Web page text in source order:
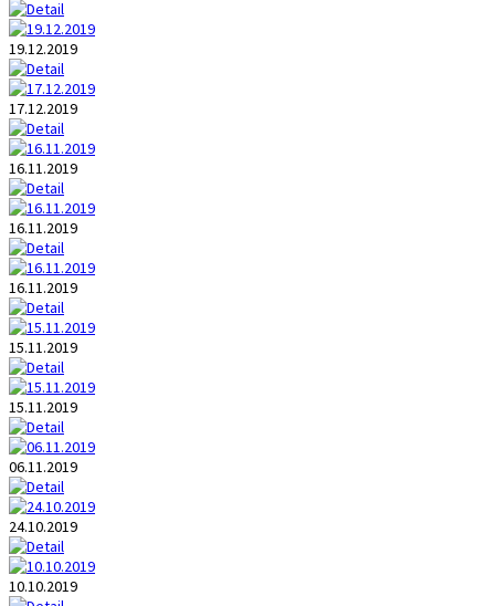
19.12.2019
17.12.2019
16.11.2019
16.11.2019
16.11.2019
15.11.2019
15.11.2019
06.11.2019
24.10.2019
10.10.2019